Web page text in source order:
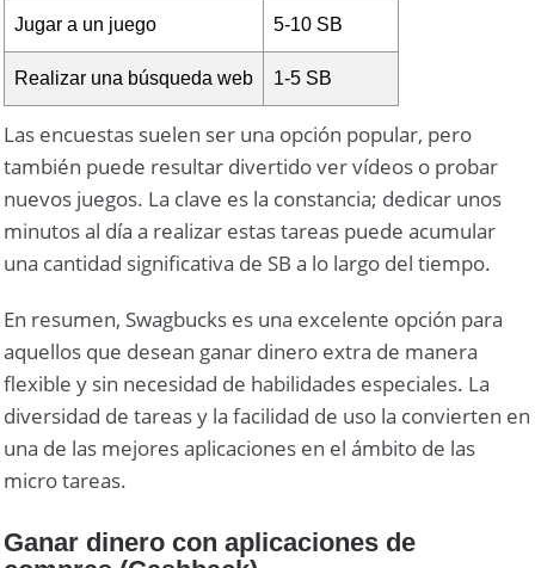
Jugar a un juego 5-10 SB
Realizar una búsqueda web 1-5 SB
Las encuestas suelen ser una opción popular, pero
también puede resultar divertido ver vídeos o probar
nuevos juegos. La clave es la constancia; dedicar unos
minutos al día a realizar estas tareas puede acumular
una cantidad significativa de SB a lo largo del tiempo.
En resumen, Swagbucks es una excelente opción para
aquellos que desean ganar dinero extra de manera
flexible y sin necesidad de habilidades especiales. La
diversidad de tareas y la facilidad de uso la convierten en
una de las mejores aplicaciones en el ámbito de las
micro tareas.
Ganar dinero con aplicaciones de